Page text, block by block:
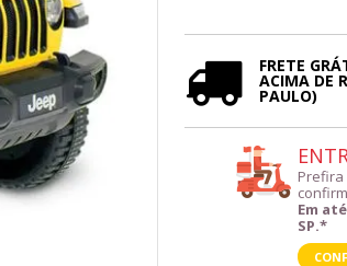
FRETE
ACIMA DE
PAULO)
Prefira
Em
SP.*